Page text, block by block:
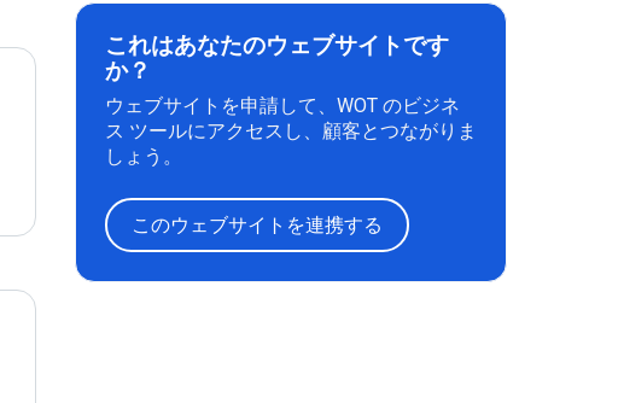
これはあなたのウェブサイトです
か？
ウェブサイトを申請して、WOT のビジネ
ス ツールにアクセスし、顧客とつながりま
しょう。
このウェブサイトを連携する